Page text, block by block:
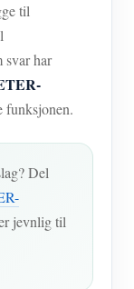
til
svar har
funksjonen.
Del
jevnlig til